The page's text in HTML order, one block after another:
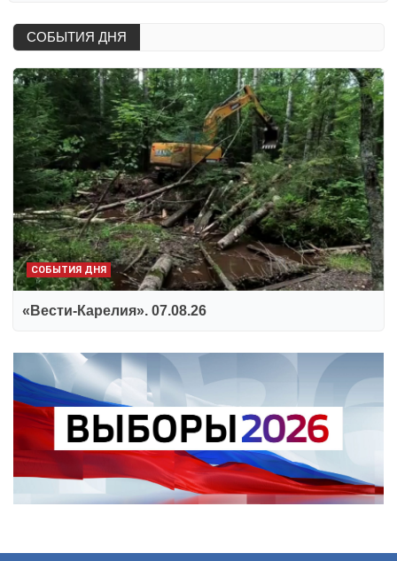
СОБЫТИЯ ДНЯ
СОБЫТИЯ ДНЯ
«Вести-Карелия». 07.08.26